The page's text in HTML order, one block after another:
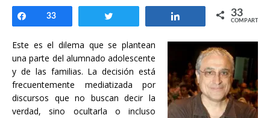
Compartir
33 Compartir 33
COMPARTIR
Este es el dilema que se plantean
una parte del alumnado adolescente
y de las familias. La decisión está
frecuentemente mediatizada por
discursos que no buscan decir la
verdad, sino ocultarla o incluso